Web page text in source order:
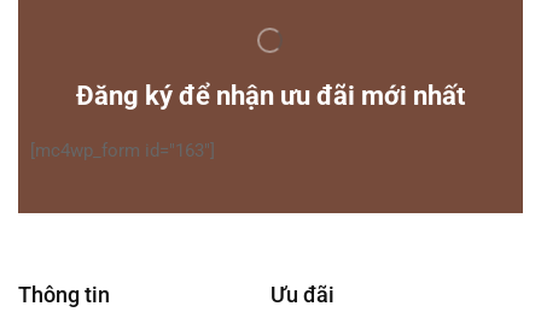
Đăng ký để nhận ưu đãi mới nhất
[mc4wp_form id="163"]
Thông tin Ưu đãi